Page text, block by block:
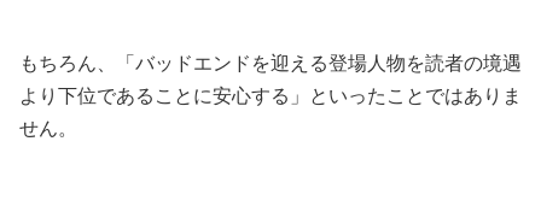
もちろん、「バッドエンドを迎える登場人物を読者の境遇
より下位であることに安心する」といったことではありま
せん。